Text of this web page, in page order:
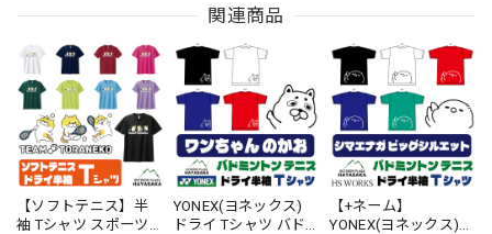
関連商品
【ソフトテニス】半
袖 Tシャツ スポーツ
YONEX(ヨネックス)
ドライ Tシャツ バド
【+ネーム】
YONEX(ヨネックス)